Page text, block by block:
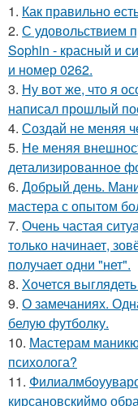
1. Как правильно
2. С удовольствием
Sophin - красный и
и номер 0262.
3. Ну вот же, что я
написал прошлый
4. Создай не меняя
5. Не меняя
детализированное
6. Добрый день.
мастера с опытом
7. Очень частая
только начинает,
получает одни "нет".
8. Хочется
9. О замечаниях.
белую футболку.
10. Мастерам
психолога?
11.
кирсановскиймо